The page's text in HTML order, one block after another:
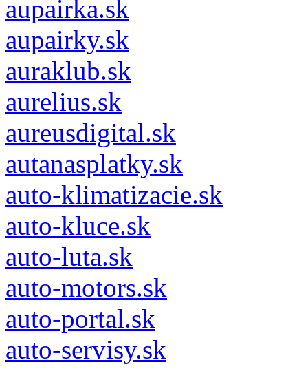
aupairka.sk
aupairky.sk
auraklub.sk
aurelius.sk
aureusdigital.sk
autanasplatky.sk
auto-klimatizacie.sk
auto-kluce.sk
auto-luta.sk
auto-motors.sk
auto-portal.sk
auto-servisy.sk